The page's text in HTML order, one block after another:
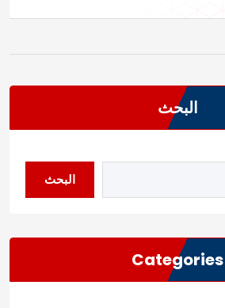
البحث
البحث
Categories